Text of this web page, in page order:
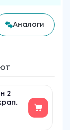
Аналоги
2